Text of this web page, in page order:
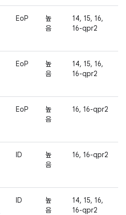
EoP
높
음
14, 15, 16,
16-qpr2
EoP
높
음
14, 15, 16,
16-qpr2
EoP
높
음
16, 16-qpr2
ID
높
음
16, 16-qpr2
ID
높
음
14, 15, 16,
16-qpr2